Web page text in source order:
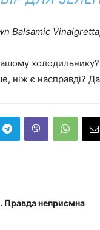
Balsamic
холодильнику?
ніж є насправді?
Правда неприємна